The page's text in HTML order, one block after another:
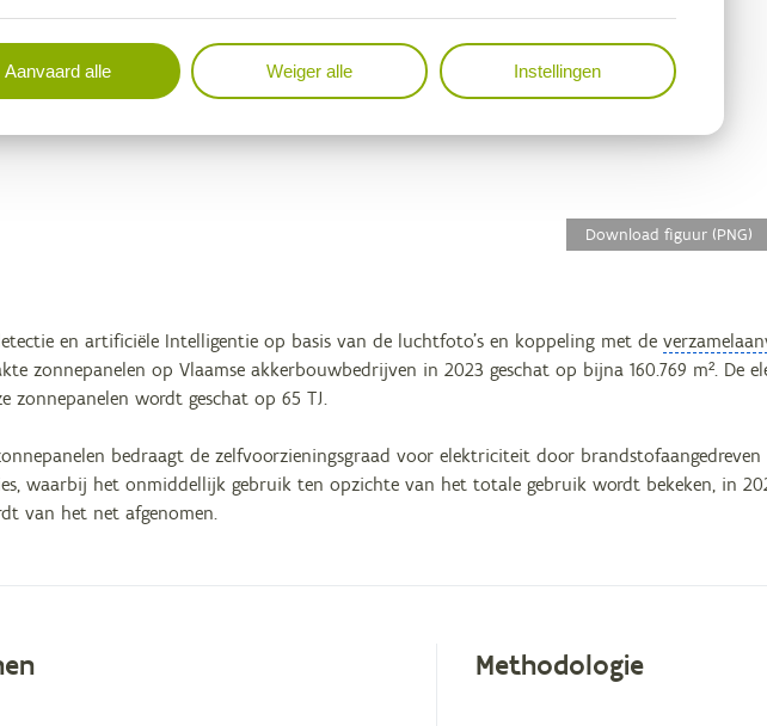
Download figuur (PNG)
en artificiële Intelligentie op basis van de luchtfoto’s en koppeling met de
zonnepanelen op Vlaamse akkerbouwbedrijven in 2023 geschat op bijna 160.769 m². De
zonnepanelen wordt geschat op 65 TJ.
bedraagt de zelfvoorzieningsgraad voor elektriciteit door
waarbij het onmiddellijk gebruik ten opzichte van het totale gebruik wordt bekeken, in
van het net afgenomen.
Methodologie
Aanvaard alle Weiger alle Instellingen